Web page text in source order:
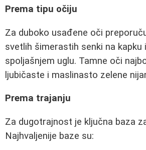
Prema tipu očiju
Za duboko usađene oči
svetlih šimerastih senki na kapku
spoljašnjem uglu. Tamne oči
ljubičaste i maslinasto zelene
Prema trajanju
Za dugotrajnost je ključna baza
Najhvaljenije baze su: